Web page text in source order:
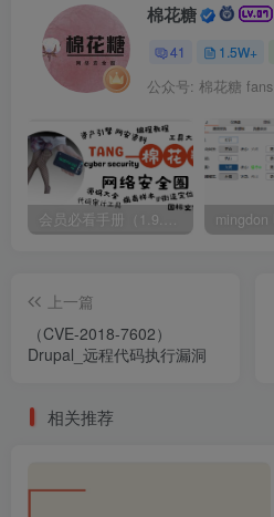
棉花糖
41 1.5W+
公众号: 棉花糖 fans
会员必看手册（1.9.0版本 26.4.5更新）
上一篇
（CVE-2018-7602）
Drupal_远程代码执行漏洞
相关推荐